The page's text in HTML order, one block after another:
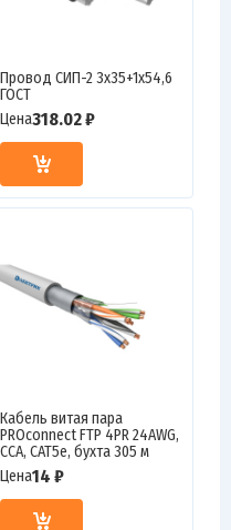
Провод СИП-2 3х35+1х54,6
ГОСТ
Цена318.02 ₽
Кабель витая пара
PROconnect FTP 4PR 24AWG,
CCA, CAT5e, бухта 305 м
Цена14 ₽